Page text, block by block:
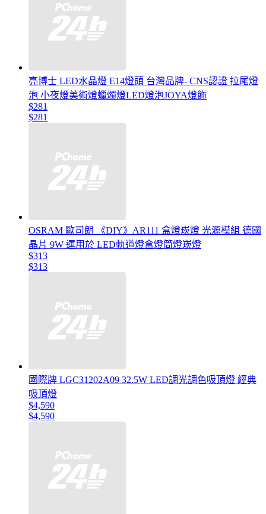
亮博士 LED水晶燈 E14燈頭 台灣品牌- CNS認證 拉尾燈
泡 小夜燈美術燈蠟燭燈LED燈泡JOYA燈飾
$281
$281
OSRAM 歐司朗 《DIY》AR111 盒燈崁燈 光源模組 德國
晶片 9W 運用於 LED軌道燈盒燈筒燈崁燈
$313
$313
國際牌 LGC31202A09 32.5W LED調光調色吸頂燈 經典
吸頂燈
$4,590
$4,590